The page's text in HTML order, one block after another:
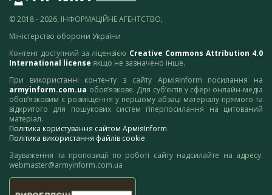
© 2018 - 2026, ІНФОРМАЦІЙНЕ АГЕНТСТВО,
Міністерство оборони України
Контент доступний за ліцензією Creative Commons Attribution 4.0
International license якщо не зазначено інше.
При використанні контенту з сайту АрміяInform посилання на
armyinform.com.ua обов’язкове. Для суб’єктів у сфері онлайн-медіа
обов’язковим є розміщення у першому абзаці матеріалу прямого та
відкритого для пошукових систем гіперпосилання на цитований
матеріал.
Політика користування сайтом АрміяInform
Політика використання файлів cookie
Зауваження та пропозиції по роботі сайту надсилайте на адресу:
webmaster@armyinform.com.ua